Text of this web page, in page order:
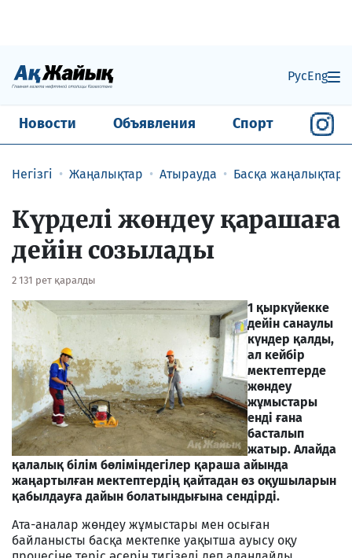
РусEng
Новости Объявления Спорт
Негізгі Жаңалықтар Атырауда Басқа жаңалықтар
Күрделі жөндеу қарашаға
дейін созылады
2 131 рет қаралды
1 қыркүйекке
дейін санаулы
күндер қалды,
ал кейбір
мектептерде
жөндеу
жұмыстары
енді ғана
басталып
жатыр. Алайда
қалалық білім бөліміндегілер қараша айында
жаңартылған мектептердің қайтадан өз оқушыларын
қабылдауға дайын болатындығына сендірді.
Ата-аналар жөндеу жұмыстары мен осыған
байланысты басқа мектепке уақытша ауысу оқу